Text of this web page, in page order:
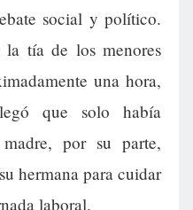
social y político.
tía de los menores
una hora,
que solo había
por su parte,
hermana para cuidar
laboral.